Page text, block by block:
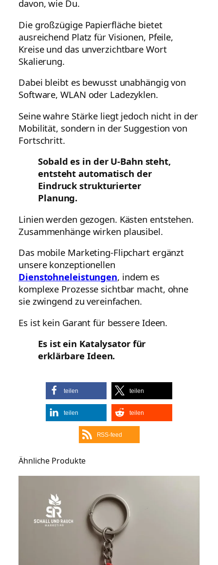
davon, wie Du.
Die großzügige Papierfläche bietet
ausreichend Platz für Visionen, Pfeile,
Kreise und das unverzichtbare Wort
Skalierung.
Dabei bleibt es bewusst unabhängig von
Software, WLAN oder Ladezyklen.
Seine wahre Stärke liegt jedoch nicht in der
Mobilität, sondern in der Suggestion von
Fortschritt.
Sobald es in der U-Bahn steht,
entsteht automatisch der
Eindruck strukturierter
Planung.
Linien werden gezogen. Kästen entstehen.
Zusammenhänge wirken plausibel.
Das mobile Marketing-Flipchart ergänzt
unsere konzeptionellen
Dienstohneleistungen, indem es
komplexe Prozesse sichtbar macht, ohne
sie zwingend zu vereinfachen.
Es ist kein Garant für bessere Ideen.
Es ist ein Katalysator für
erklärbare Ideen.
teilen teilen
teilen teilen
RSS-feed
Ähnliche Produkte